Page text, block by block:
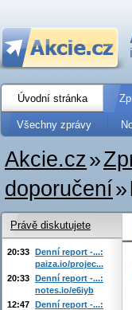
Úvodní stránka
Všechny zprávy
Akcie.cz»
doporučení»
Právě diskutujete
20:33 Denní report -...:
paiza.io/projec...
20:33 Denní report -...:
notes.io/e6iyb
12:47 Denní report -...: